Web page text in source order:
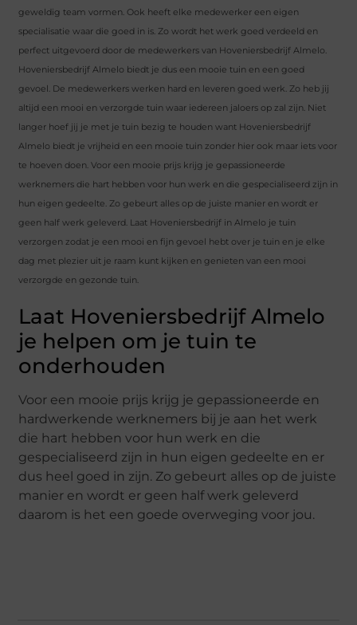
geweldig team vormen. Ook heeft elke medewerker een eigen
specialisatie waar die goed in is. Zo wordt het werk goed verdeeld en
perfect uitgevoerd door de medewerkers van Hoveniersbedrijf Almelo.
Hoveniersbedrijf Almelo biedt je dus een mooie tuin en een goed
gevoel. De medewerkers werken hard en leveren goed werk. Zo heb jij
altijd een mooi en verzorgde tuin waar iedereen jaloers op zal zijn. Niet
langer hoef jij je met je tuin bezig te houden want Hoveniersbedrijf
Almelo biedt je vrijheid en een mooie tuin zonder hier ook maar iets voor
te hoeven doen. Voor een mooie prijs krijg je gepassioneerde
werknemers die hart hebben voor hun werk en die gespecialiseerd zijn in
hun eigen gedeelte. Zo gebeurt alles op de juiste manier en wordt er
geen half werk geleverd. Laat Hoveniersbedrijf in Almelo je tuin
verzorgen zodat je een mooi en fijn gevoel hebt over je tuin en je elke
dag met plezier uit je raam kunt kijken en genieten van een mooi
verzorgde en gezonde tuin.
Laat Hoveniersbedrijf Almelo
je helpen om je tuin te
onderhouden
Voor een mooie prijs krijg je gepassioneerde en
hardwerkende werknemers bij je aan het werk
die hart hebben voor hun werk en die
gespecialiseerd zijn in hun eigen gedeelte en er
dus heel goed in zijn. Zo gebeurt alles op de juiste
manier en wordt er geen half werk geleverd
daarom is het een goede overweging voor jou.